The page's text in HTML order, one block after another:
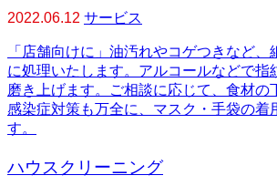
2022.06.12 サービス
「店舗向けに」油汚れやコゲつきなど
に処理いたします。アルコールなどで指
磨き上げます。ご相談に応じて、食材の
感染症対策も万全に、マスク・手袋の着
す。
ハウスクリーニング